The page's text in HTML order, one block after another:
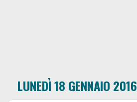
LUNEDÌ 18 GENNAIO 2016